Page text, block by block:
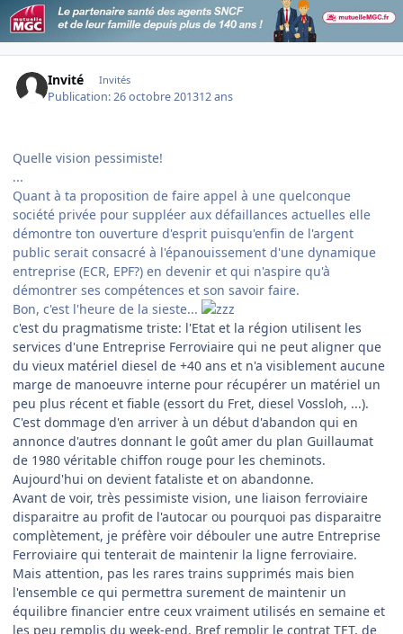
Invité Invités
Publication:26 octobre 201312 ans
Quelle vision pessimiste!
...
Quant à ta proposition de faire appel à une quelconque
société privée pour suppléer aux défaillances actuelles elle
démontre ton ouverture d'esprit puisqu'enfin de l'argent
public serait consacré à l'épanouissement d'une dynamique
entreprise (ECR, EPF?) en devenir et qui n'aspire qu'à
démontrer ses compétences et son savoir faire.
Bon, c'est l'heure de la sieste...
c'est du pragmatisme triste: l'Etat et la région utilisent les
services d'une Entreprise Ferroviaire qui ne peut aligner que
du vieux matériel diesel de +40 ans et n'a visiblement aucune
marge de manoeuvre interne pour récupérer un matériel un
peu plus récent et fiable (essort du Fret, diesel Vossloh, ...).
C'est dommage d'en arriver à un début d'abandon qui en
annonce d'autres donnant le goût amer du plan Guillaumat
de 1980 véritable chiffon rouge pour les cheminots.
Aujourd'hui on devient fataliste et on abandonne.
Avant de voir, très pessimiste vision, une liaison ferroviaire
disparaitre au profit de l'autocar ou pourquoi pas disparaitre
complètement, je préfère voir débouler une autre Entreprise
Ferroviaire qui tenterait de maintenir la ligne ferroviaire.
Mais attention, pas les rares trains supprimés mais bien
l'ensemble ce qui permettra surement de maintenir un
équilibre financier entre ceux vraiment utilisés en semaine et
les peu remplis du week-end. Bref remplir le contrat TET, de